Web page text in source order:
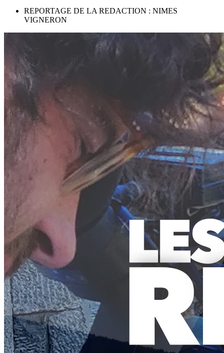
REPORTAGE DE LA REDACTION : NIMES
VIGNERON